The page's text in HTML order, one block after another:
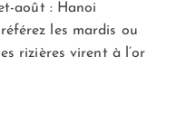
août : Hanoi
les mardis ou
rizières virent à l’or